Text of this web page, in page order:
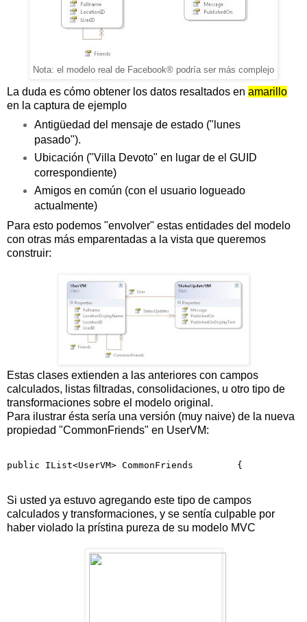
Nota: el modelo real de Facebook® podría ser más complejo
La duda es cómo obtener los datos resaltados en amarillo
en la captura de ejemplo
Antigüedad del mensaje de estado ("lunes
pasado").
Ubicación ("Villa Devoto" en lugar de el GUID
correspondiente)
Amigos en común (con el usuario logueado
actualmente)
Para esto podemos "envolver" estas entidades del modelo
con otras más emparentadas a la vista que queremos
construir:
Estas clases extienden a las anteriores con campos
calculados, listas filtradas, consolidaciones, u otro tipo de
transformaciones sobre el modelo original.
Para ilustrar ésta sería una versión (muy naive) de la nueva
propiedad "CommonFriends" en UserVM:
public IList<UserVM> CommonFriends
Si usted ya estuvo agregando este tipo de campos
calculados y transformaciones, y se sentía culpable por
haber violado la prístina pureza de su modelo MVC